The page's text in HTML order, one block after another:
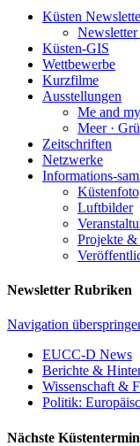
Küsten
Newsletter
Küsten-GIS
Wettbewerbe
Kurzfilme
Ausstellungen
Me and
Meer ·
Zeitschriften
Netzwerke
Informations-
Luftbilder
Projekte &
Newsletter Rubriken
Navigation
EUCC-D News
Berichte &
Wissenschaft &
Politik:
Nächste